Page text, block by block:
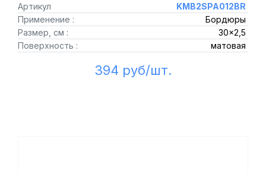
Артикул
KMB2SPA012BR
Применение :
Бордюры
Размер, см :
30x2,5
Поверхность :
матовая
394 руб/шт.